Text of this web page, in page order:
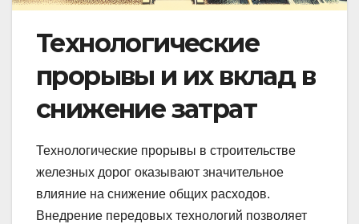
Технологические
прорывы и их вклад в
снижение затрат
Технологические прорывы в строительстве
железных дорог оказывают значительное
влияние на снижение общих расходов.
Внедрение передовых технологий позволяет